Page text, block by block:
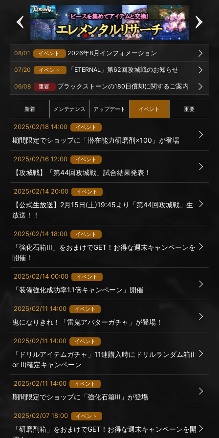
08/01 イベント 2026年8月インフォメーション
07/20 イベント 「ETERNAL」第62回攻城戦のお知らせ
06/08 重要 ブラックストーンの180日償却に関するご案内
新着 メンテナンス アップデート イベント 重要
2025/02/18 14:00 イベント
期間限定でショップに「潜在能力研磨剤×100」が登場
2025/02/16 12:00 イベント
【攻城戦】「第44回攻城戦」試合結果発表！
2025/02/14 20:00 イベント
【公式生放送】2月15日(土)19:45より「第44回攻城戦」生
放送！！
2025/02/14 18:00 イベント
「強化石箱III」をおまけでGET！お得な週末キャンペーンを
開催！
2025/02/14 00:00 イベント
「装備強化成功率1.1倍キャンペーン」開催
2025/02/11 14:00 イベント
鬼になりきれ！「雷鬼アバターガチャ」が登場！
2025/02/11 14:00 イベント
「ドリルアイテムガチャ」11連購入時にドリルランダム箱(I
or II)確定キャンペーン
2025/02/11 14:00 イベント
期間限定でショップに「強化石箱III」が登場
2025/02/07 18:00 イベント
「研磨剤箱」をおまけでGET！お得な週末キャンペーンを開